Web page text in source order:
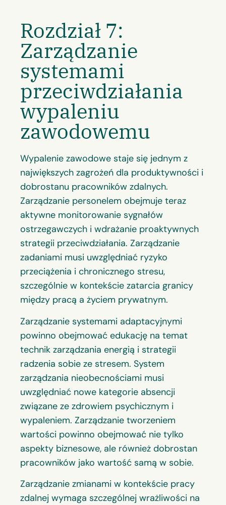
Rozdział 7:
Zarządzanie
systemami
przeciwdziałania
wypaleniu
zawodowemu
Wypalenie zawodowe staje się jednym z
największych zagrożeń dla produktywności i
dobrostanu pracowników zdalnych.
Zarządzanie personelem obejmuje teraz
aktywne monitorowanie sygnałów
ostrzegawczych i wdrażanie proaktywnych
strategii przeciwdziałania. Zarządzanie
zadaniami musi uwzględniać ryzyko
przeciążenia i chronicznego stresu,
szczególnie w kontekście zatarcia granicy
między pracą a życiem prywatnym.
Zarządzanie systemami adaptacyjnymi
powinno obejmować edukację na temat
technik zarządzania energią i strategii
radzenia sobie ze stresem. System
zarządzania nieobecnościami musi
uwzględniać nowe kategorie absencji
związane ze zdrowiem psychicznym i
wypaleniem. Zarządzanie tworzeniem
wartości powinno obejmować nie tylko
aspekty biznesowe, ale również dobrostan
pracowników jako wartość samą w sobie.
Zarządzanie zmianami w kontekście pracy
zdalnej wymaga szczególnej wrażliwości na